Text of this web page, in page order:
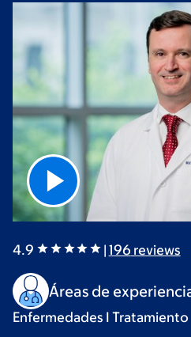
4.9 | 196 reviews
Áreas de
Enfermedades I Tratamiento